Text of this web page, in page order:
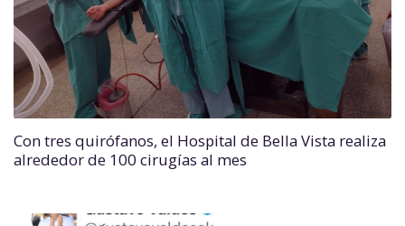
Con tres quirófanos, el Hospital de Bella Vista realiza
alrededor de 100 cirugías al mes